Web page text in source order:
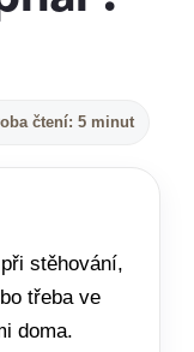
čtení: 5 minut
stěhování,
třeba ve
doma.